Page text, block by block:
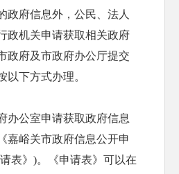
政府信息外，公民、法人
政机关申请获取相关政府
政府及市政府办公厅提交
以下方式办理。
办公室申请获取政府信息
嘉峪关市政府信息公开申
表》)。《申请表》可以在